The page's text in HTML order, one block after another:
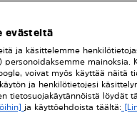
evästeitä
ja käsittelemme
personoidaksemme mainoksia.
voivat myös käyttää näitä
ja henkilötietojesi
tietosuojakäytännöistä löydät
ja käyttöehdoista täältä: